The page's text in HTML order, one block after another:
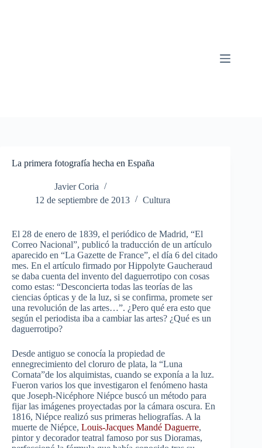
La primera fotografía hecha en España
Javier Coria
12 de septiembre de 2013
Cultura
El 28 de enero de 1839, el periódico de Madrid, “El
Correo Nacional”, publicó la traducción de un artículo
aparecido en “La Gazette de France”, el día 6 del citado
mes. En el artículo firmado por Hippolyte Gaucheraud
se daba cuenta del invento del daguerrotipo con cosas
como estas: “Desconcierta todas las teorías de las
ciencias ópticas y de la luz, si se confirma, promete ser
una revolución de las artes…”. ¿Pero qué era esto que
según el periodista iba a cambiar las artes? ¿Qué es un
daguerrotipo?
Desde antiguo se conocía la propiedad de
ennegrecimiento del cloruro de plata, la “Luna
Cornata”de los alquimistas, cuando se exponía a la luz.
Fueron varios los que investigaron el fenómeno hasta
que Joseph-Nicéphore Niépce buscó un método para
fijar las imágenes proyectadas por la cámara oscura. En
1816, Niépce realizó sus primeras heliografías. A la
muerte de Niépce, Louis-Jacques Mandé Daguerre,
pintor y decorador teatral famoso por sus Dioramas,